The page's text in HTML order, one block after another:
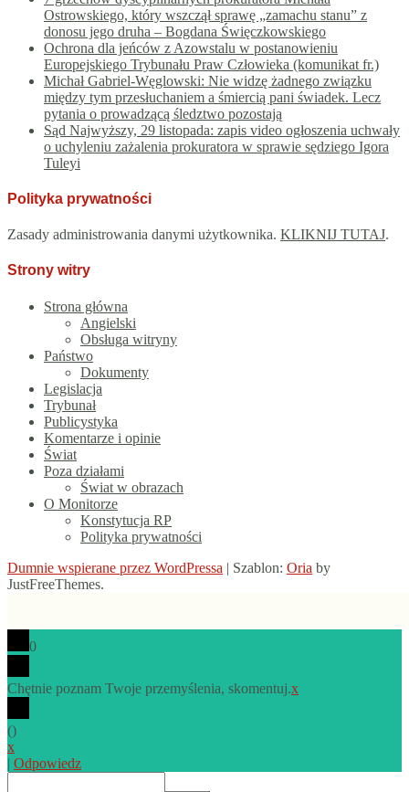
Ostrowskiego, który wszczął sprawę „zamachu stanu” z
donosu jego druha – Bogdana Święczkowskiego
Ochrona dla jeńców z Azowstalu w postanowieniu
Europejskiego Trybunału Praw Człowieka (komunikat fr.)
Michał Gabriel-Węglowski: Nie widzę żadnego związku
między tym przesłuchaniem a śmiercią pani świadek. Lecz
pytania o prowadzącą śledztwo pozostają
Sąd Najwyższy, 29 listopada: zapis video ogłoszenia uchwały
o uchyleniu zażalenia prokuratora w sprawie sędziego Igora
Tuleyi
Polityka prywatności
Zasady administrowania danymi użytkownika. KLIKNIJ TUTAJ.
Strony witry
Strona główna
Angielski
Obsługa witryny
Państwo
Dokumenty
Legislacja
Trybunał
Publicystyka
Komentarze i opinie
Świat
Poza działami
Świat w obrazach
O Monitorze
Konstytucja RP
Polityka prywatności
Dumnie wspierane przez WordPressa | Szablon: Oria by
JustFreeThemes.
0
Chętnie poznam Twoje przemyślenia, skomentuj.x
()
x
| Odpowiedz